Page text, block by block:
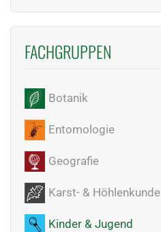
FACHGRUPPEN
Botanik
Entomologie
Geografie
Karst- & Höhlenkunde
Kinder & Jugend